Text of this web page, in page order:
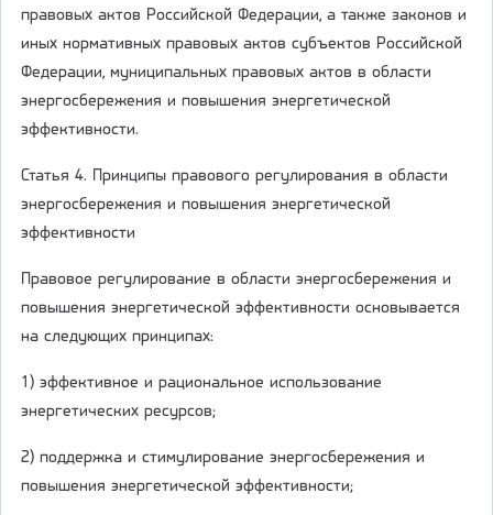
правовых актов Российской Федерации, а также законов и
иных нормативных правовых актов субъектов Российской
Федерации, муниципальных правовых актов в области
энергосбережения и повышения энергетической
эффективности.
Статья 4. Принципы правового регулирования в области
энергосбережения и повышения энергетической
эффективности
Правовое регулирование в области энергосбережения и
повышения энергетической эффективности основывается
на следующих принципах:
1) эффективное и рациональное использование
энергетических ресурсов;
2) поддержка и стимулирование энергосбережения и
повышения энергетической эффективности;